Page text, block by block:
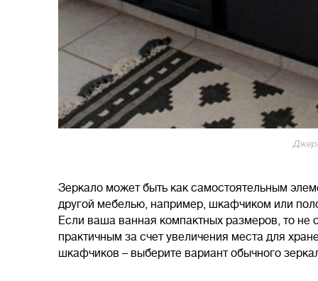
Зеркало может быть как самостоятельным
другой мебелью, например, шкафчиком или
Если ваша ванная компактных размеров, то не
практичным за счет увеличения места для
шкафчиков – выберите вариант обычного